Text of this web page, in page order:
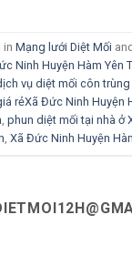
in Mạng lưới Diệt Mối
Ninh Huyện Hàm Yên
vụ diệt mối côn
rẻXã Đức Ninh Huyện
, phun diệt mối tại nhà ở
, Xã Đức Ninh Huyện